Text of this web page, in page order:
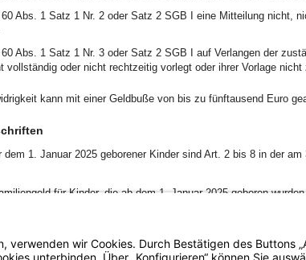
Abs. 1 Satz 1 Nr. 2 oder Satz 2 SGB I eine Mitteilung nicht,
Abs. 1 Satz 1 Nr. 3 oder Satz 2 SGB I auf Verlangen der
vollständig oder nicht rechtzeitig vorlegt oder ihrer Vorlage nicht
kann mit einer Geldbuße von bis zu fünftausend Euro
1. Januar 2025 geborener Kinder sind Art. 2 bis 8 in der
für Kinder, die ab dem 1. Januar 2025 geboren